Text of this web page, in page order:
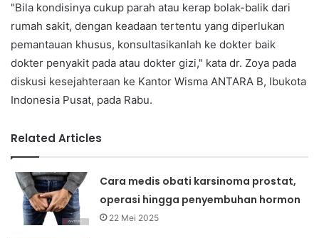
"Bila kondisinya cukup parah atau kerap bolak-balik dari
rumah sakit, dengan keadaan tertentu yang diperlukan
pemantauan khusus, konsultasikanlah ke dokter baik
dokter penyakit pada atau dokter gizi," kata dr. Zoya pada
diskusi kesejahteraan ke Kantor Wisma ANTARA B, Ibukota
Indonesia Pusat, pada Rabu.
Related Articles
Cara medis obati karsinoma prostat,
operasi hingga penyembuhan hormon
22 Mei 2025